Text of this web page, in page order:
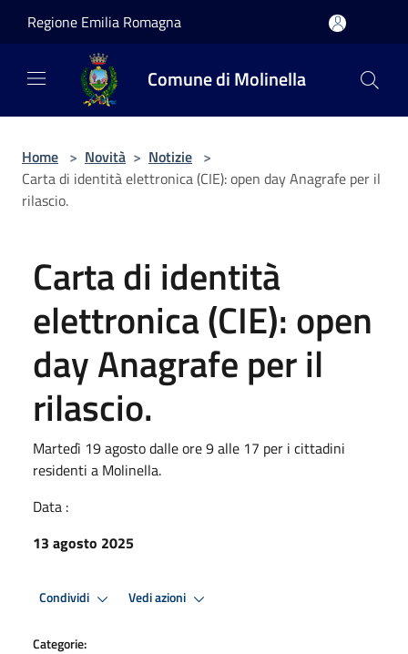
Regione Emilia Romagna
Comune di Molinella
Home > Novità > Notizie >
Carta di identità elettronica (CIE): open day Anagrafe per il
rilascio.
Carta di identità
elettronica (CIE): open
day Anagrafe per il
rilascio.
Martedì 19 agosto dalle ore 9 alle 17 per i cittadini
residenti a Molinella.
Data :
13 agosto 2025
Condividi Vedi azioni
Categorie: